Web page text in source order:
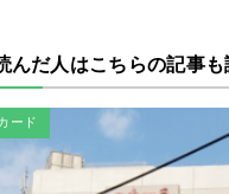
んだ人はこちらの記事
ード